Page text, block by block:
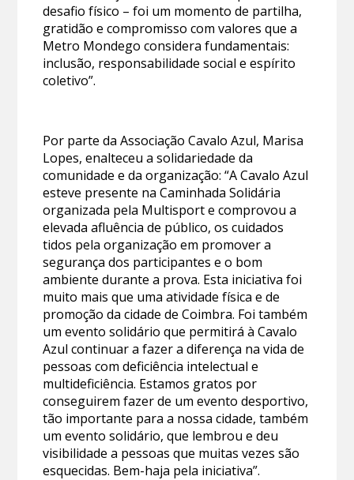
desafio físico – foi um momento de partilha,
gratidão e compromisso com valores que a
Metro Mondego considera fundamentais:
inclusão, responsabilidade social e espírito
coletivo”.
Por parte da Associação Cavalo Azul, Marisa
Lopes, enalteceu a solidariedade da
comunidade e da organização: “A Cavalo Azul
esteve presente na Caminhada Solidária
organizada pela Multisport e comprovou a
elevada afluência de público, os cuidados
tidos pela organização em promover a
segurança dos participantes e o bom
ambiente durante a prova. Esta iniciativa foi
muito mais que uma atividade física e de
promoção da cidade de Coimbra. Foi também
um evento solidário que permitirá à Cavalo
Azul continuar a fazer a diferença na vida de
pessoas com deficiência intelectual e
multideficiência. Estamos gratos por
conseguirem fazer de um evento desportivo,
tão importante para a nossa cidade, também
um evento solidário, que lembrou e deu
visibilidade a pessoas que muitas vezes são
esquecidas. Bem-haja pela iniciativa”.